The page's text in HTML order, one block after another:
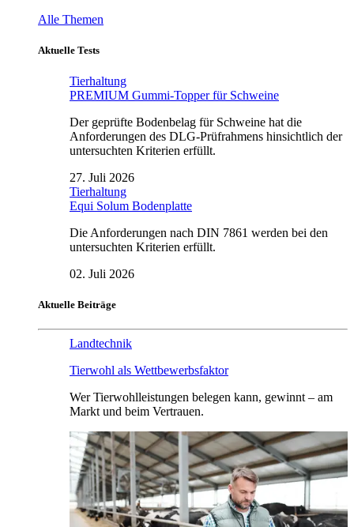
Alle Themen
Aktuelle Tests
Tierhaltung
PREMIUM Gummi-Topper für Schweine
Der geprüfte Bodenbelag für Schweine hat die
Anforderungen des DLG-Prüfrahmens hinsichtlich der
untersuchten Kriterien erfüllt.
27. Juli 2026
Tierhaltung
Equi Solum Bodenplatte
Die Anforderungen nach DIN 7861 werden bei den
untersuchten Kriterien erfüllt.
02. Juli 2026
Aktuelle Beiträge
Landtechnik
Tierwohl als Wettbewerbsfaktor
Wer Tierwohlleistungen belegen kann, gewinnt – am
Markt und beim Vertrauen.